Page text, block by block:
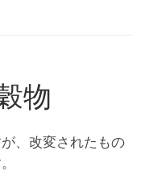
物
、改変されたもの